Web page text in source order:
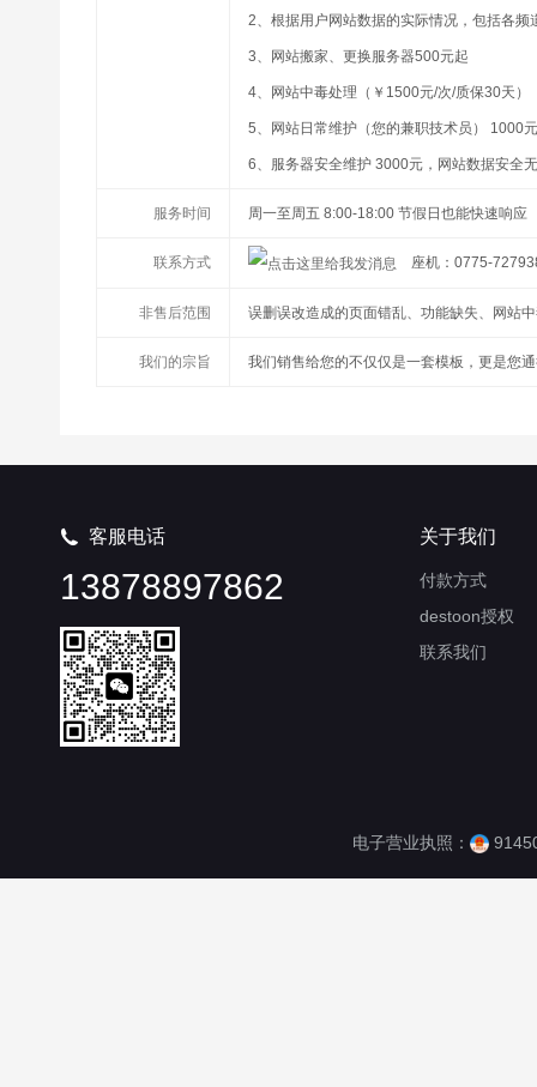
2、根据用户网站数据的实际情况，包括各
3、网站搬家、更换服务器500元起
4、网站中毒处理（￥1500元/次/质保30天）
5、网站日常维护（您的兼职技术员） 1000
6、服务器安全维护 3000元，网站数据安全
服务时间 周一至周五 8:00-18:00 节假日也能快速响应
联系方式 座机：0775-
非售后范围 误删误改造成的页面错乱、功能缺失、网站
我们的宗旨 我们销售给您的不仅仅是一套模板，更是您
 客服电话
13878897862
关于我们
付款方式
destoon授权
联系我们
电子营业执照：